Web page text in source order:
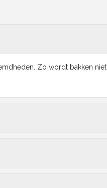
Zo wordt bakken niet